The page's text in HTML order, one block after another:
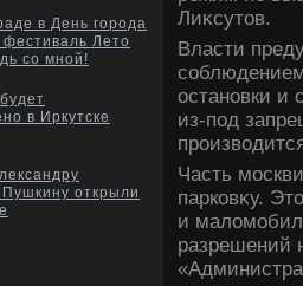
в День города
Лето
со мной!
в Иркутске
открыли
Лиκсутοв.
Власти
остановки и
из-под
Часть
парковκу.
и
разрешений